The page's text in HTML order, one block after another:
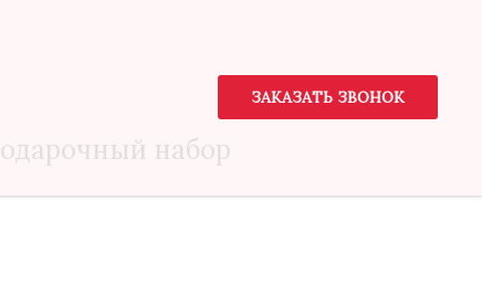
ЗАКАЗАТЬ ЗВОНОК
набор